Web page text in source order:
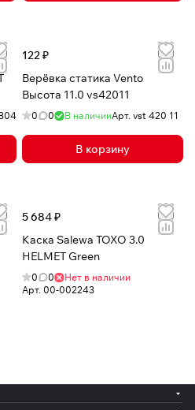
122 ₽
Верёвка статика Vento
Высота 11.0 vs42011
0 0 В наличииАрт. vst 420 11
В корзину
5 684 ₽
Каска Salewa TOXO 3.0
HELMET Green
0 0
Нет в наличии
Арт. 00-002243